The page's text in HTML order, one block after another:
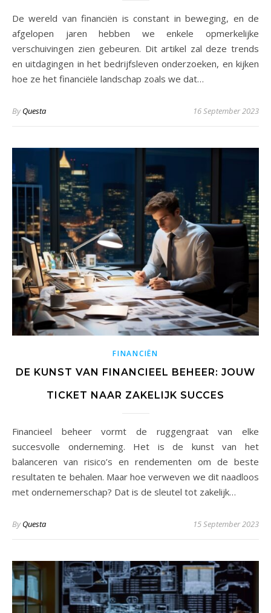
De wereld van financiën is constant in beweging, en de
afgelopen jaren hebben we enkele opmerkelijke
verschuivingen zien gebeuren. Dit artikel zal deze trends
en uitdagingen in het bedrijfsleven onderzoeken, en kijken
hoe ze het financiële landschap zoals we dat…
ByQuesta 16 September 2023
FINANCIËN
DE KUNST VAN FINANCIEEL BEHEER: JOUW
TICKET NAAR ZAKELIJK SUCCES
Financieel beheer vormt de ruggengraat van elke
succesvolle onderneming. Het is de kunst van het
balanceren van risico’s en rendementen om de beste
resultaten te behalen. Maar hoe verweven we dit naadloos
met ondernemerschap? Dat is de sleutel tot zakelijk…
ByQuesta 15 September 2023